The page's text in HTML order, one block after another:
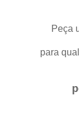
Peça
para